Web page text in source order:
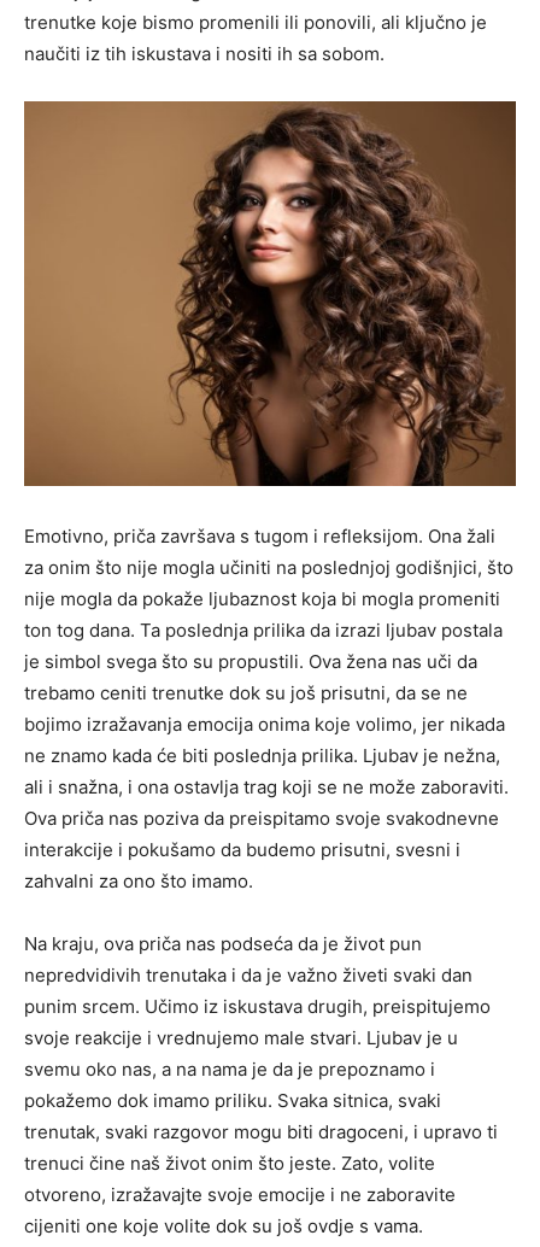
trenutke koje bismo promenili ili ponovili, ali ključno je
naučiti iz tih iskustava i nositi ih sa sobom.
Emotivno, priča završava s tugom i refleksijom. Ona žali
za onim što nije mogla učiniti na poslednjoj godišnjici, što
nije mogla da pokaže ljubaznost koja bi mogla promeniti
ton tog dana. Ta poslednja prilika da izrazi ljubav postala
je simbol svega što su propustili. Ova žena nas uči da
trebamo ceniti trenutke dok su još prisutni, da se ne
bojimo izražavanja emocija onima koje volimo, jer nikada
ne znamo kada će biti poslednja prilika. Ljubav je nežna,
ali i snažna, i ona ostavlja trag koji se ne može zaboraviti.
Ova priča nas poziva da preispitamo svoje svakodnevne
interakcije i pokušamo da budemo prisutni, svesni i
zahvalni za ono što imamo.
Na kraju, ova priča nas podseća da je život pun
nepredvidivih trenutaka i da je važno živeti svaki dan
punim srcem. Učimo iz iskustava drugih, preispitujemo
svoje reakcije i vrednujemo male stvari. Ljubav je u
svemu oko nas, a na nama je da je prepoznamo i
pokažemo dok imamo priliku. Svaka sitnica, svaki
trenutak, svaki razgovor mogu biti dragoceni, i upravo ti
trenuci čine naš život onim što jeste. Zato, volite
otvoreno, izražavajte svoje emocije i ne zaboravite
cijeniti one koje volite dok su još ovdje s vama.